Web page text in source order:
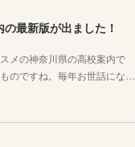
最新版が出ました！
メの神奈川県の高校案内で
のですね。毎年お世話にな…